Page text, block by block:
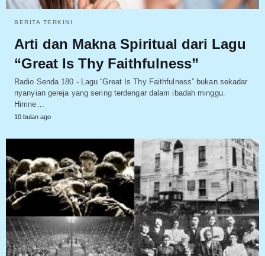
BERITA TERKINI
Arti dan Makna Spiritual dari Lagu
“Great Is Thy Faithfulness”
Radio Senda 180 - Lagu “Great Is Thy Faithfulness” bukan sekadar
nyanyian gereja yang sering terdengar dalam ibadah minggu.
Himne…
10 bulan ago